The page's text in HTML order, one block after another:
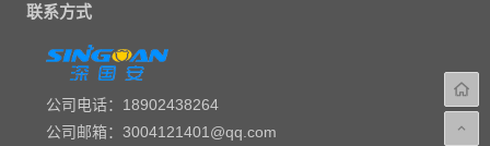
联系方式
公司电话：18902438264
公司邮箱：3004121401@qq.com